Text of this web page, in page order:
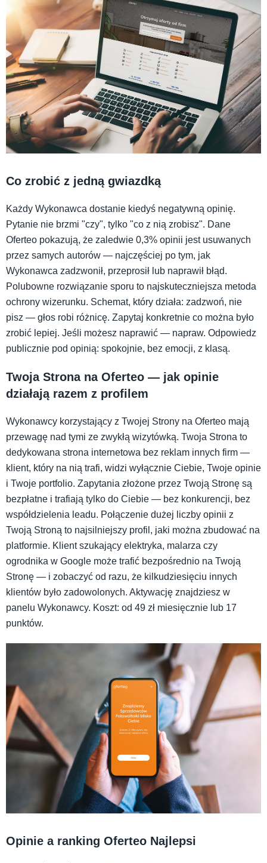
Co zrobić z jedną gwiazdką
Każdy Wykonawca dostanie kiedyś negatywną opinię.
Pytanie nie brzmi "czy", tylko "co z nią zrobisz". Dane
Oferteo pokazują, że zaledwie 0,3% opinii jest usuwanych
przez samych autorów — najczęściej po tym, jak
Wykonawca zadzwonił, przeprosił lub naprawił błąd.
Polubowne rozwiązanie sporu to najskuteczniejsza metoda
ochrony wizerunku. Schemat, który działa: zadzwoń, nie
pisz — głos robi różnicę. Zapytaj konkretnie co można było
zrobić lepiej. Jeśli możesz naprawić — napraw. Odpowiedz
publicznie pod opinią: spokojnie, bez emocji, z klasą.
Twoja Strona na Oferteo — jak opinie
działają razem z profilem
Wykonawcy korzystający z Twojej Strony na Oferteo mają
przewagę nad tymi ze zwykłą wizytówką. Twoja Strona to
dedykowana strona internetowa bez reklam innych firm —
klient, który na nią trafi, widzi wyłącznie Ciebie, Twoje opinie
i Twoje portfolio. Zapytania złożone przez Twoją Stronę są
bezpłatne i trafiają tylko do Ciebie — bez konkurencji, bez
współdzielenia leadu. Połączenie dużej liczby opinii z
Twoją Stroną to najsilniejszy profil, jaki można zbudować na
platformie. Klient szukający elektryka, malarza czy
ogrodnika w Google może trafić bezpośrednio na Twoją
Stronę — i zobaczyć od razu, że kilkudziesięciu innych
klientów było zadowolonych. Aktywację znajdziesz w
panelu Wykonawcy. Koszt: od 49 zł miesięcznie lub 17
punktów.
Opinie a ranking Oferteo Najlepsi